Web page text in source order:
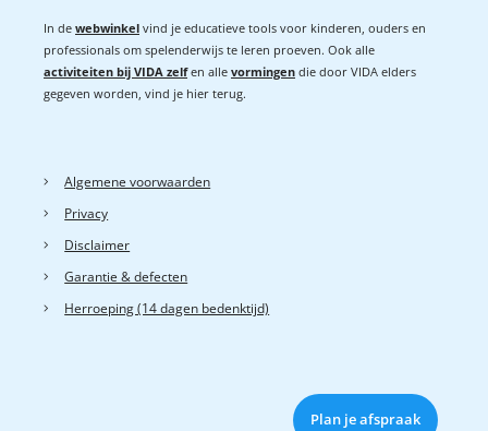
In de webwinkel vind je educatieve tools voor kinderen, ouders en
professionals om spelenderwijs te leren proeven. Ook alle
activiteiten bij VIDA zelf en alle vormingen die door VIDA elders
gegeven worden, vind je hier terug.
Algemene voorwaarden
Privacy
Disclaimer
Garantie & defecten
Herroeping (14 dagen bedenktijd)
Plan je afspraak